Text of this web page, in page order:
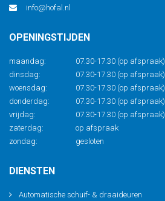
info@hofal.nl
OPENINGSTIJDEN
maandag:
07.30-17.30 (op afspraak)
dinsdag:
07.30-17.30 (op afspraak)
woensdag:
07.30-17.30 (op afspraak)
donderdag:
07.30-17.30 (op afspraak)
vrijdag:
07.30-17.30 (op afspraak)
zaterdag:
op afspraak
zondag:
gesloten
DIENSTEN
Automatische schuif- & draaideuren